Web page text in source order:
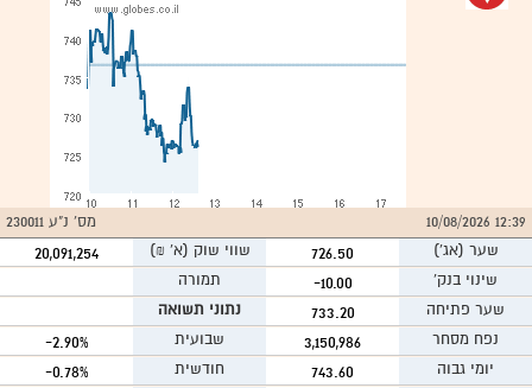
12:39 10/08/2026
מס' נ"ע 230011
שער (אג') 726.50 שווי שוק (א` ₪) 20,091,254
שינוי בנק' -10.00
תמורה
שער פתיחה
733.20
נתוני תשואה
נפח מסחר
3,150,986 שבועית -2.90%
יומי גבוה 743.60 חודשית -0.78%